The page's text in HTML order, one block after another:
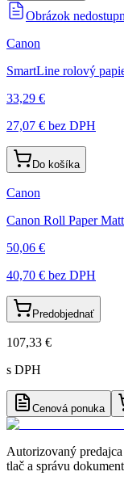
Obrázok
Canon
SmartLine rolový
33,29 €
27,07 € bez DPH
Do košíka
Canon
Canon Roll Paper
50,06 €
40,70 € bez DPH
Predobjednať
107,33 €
s DPH
Cenová ponuka
Autorizovaný
tlač a správu